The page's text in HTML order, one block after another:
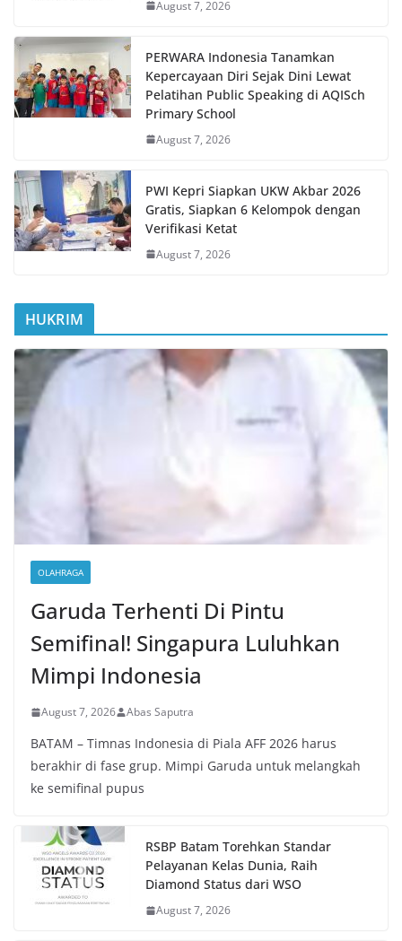
August 7, 2026
PERWARA Indonesia Tanamkan
Kepercayaan Diri Sejak Dini Lewat
Pelatihan Public Speaking di AQISch
Primary School
August 7, 2026
PWI Kepri Siapkan UKW Akbar 2026
Gratis, Siapkan 6 Kelompok dengan
Verifikasi Ketat
August 7, 2026
HUKRIM
OLAHRAGA
Garuda Terhenti Di Pintu
Semifinal! Singapura Luluhkan
Mimpi Indonesia
August 7, 2026 Abas Saputra
BATAM – Timnas Indonesia di Piala AFF 2026 harus
berakhir di fase grup. Mimpi Garuda untuk melangkah
ke semifinal pupus
RSBP Batam Torehkan Standar
Pelayanan Kelas Dunia, Raih
Diamond Status dari WSO
August 7, 2026